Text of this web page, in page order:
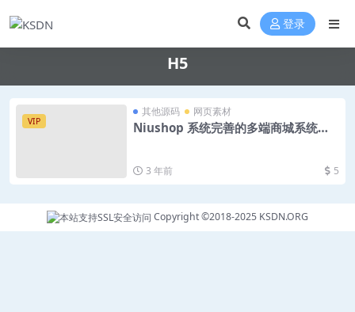
登录
H5
VIP
其他源码 网页素材
Niushop 系统完善的多端商城系统
3 年前 5
Copyright ©2018-2025 KSDN.ORG